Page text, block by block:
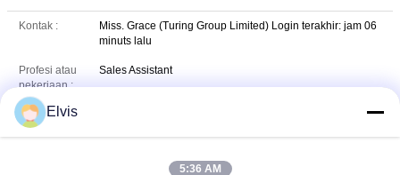
Kontak : Miss. Grace (Turing Group Limited) Login terakhir: jam 06
minuts lalu
Profesi atau
pekerjaan :
Sales Assistant
Telepon :Elvis
5:36 AM